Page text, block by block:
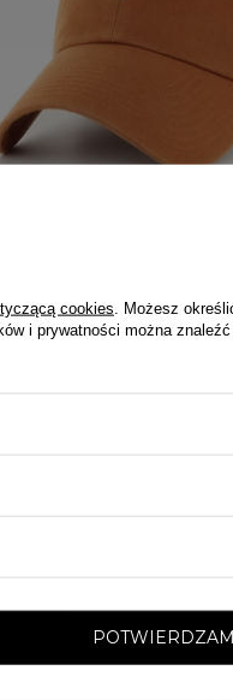
cookies . Możesz
i prywatności można